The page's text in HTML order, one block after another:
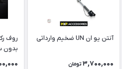
آنتن یو ان UN ضخیم وارداتی
3,700,000 تومان
روف